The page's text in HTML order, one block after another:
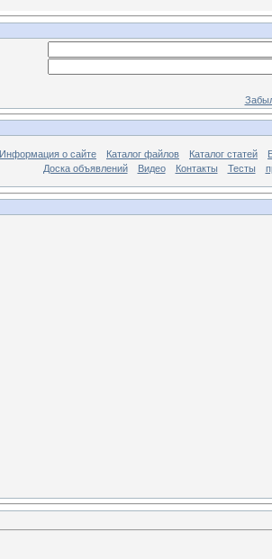
Информация о сайте Каталог файлов Каталог статей
Доска объявлений
Видео Контакты Тесты